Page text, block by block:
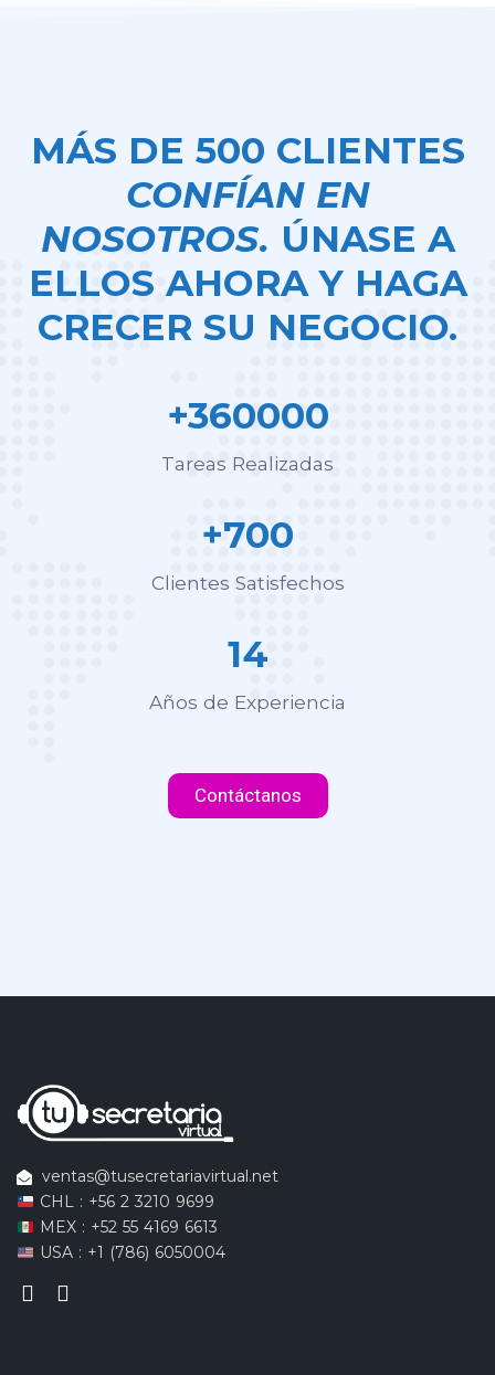
MÁS DE 500 CLIENTES
CONFÍAN EN
NOSOTROS. ÚNASE A
ELLOS AHORA Y HAGA
CRECER SU NEGOCIO.
+360000
Tareas Realizadas
+700
Clientes Satisfechos
14
Años de Experiencia
Contáctanos
ventas@tusecretariavirtual.net
CHL : +56 2 3210 9699
MEX : +52 55 4169 6613
USA : +1 (786) 6050004